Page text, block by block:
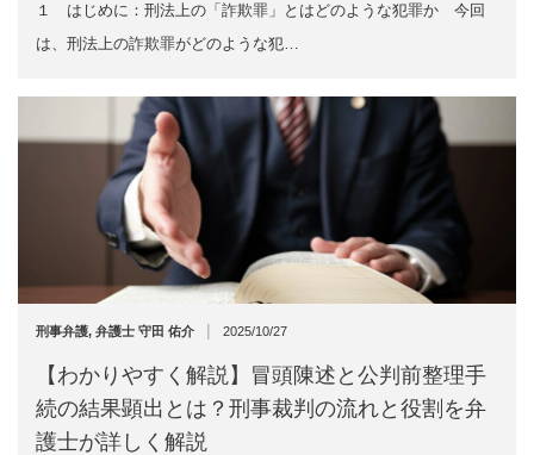
１ はじめに：刑法上の「詐欺罪」とはどのような犯罪か 今回
は、刑法上の詐欺罪がどのような犯…
刑事弁護, 弁護士 守田 佑介 | 2025/10/27
【わかりやすく解説】冒頭陳述と公判前整理手
続の結果顕出とは？刑事裁判の流れと役割を弁
護士が詳しく解説